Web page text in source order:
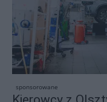
sponsorowane